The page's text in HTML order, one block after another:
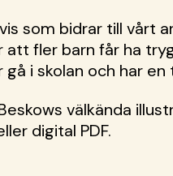
som bidrar till vårt
fler barn får ha
i skolan och har
välkända
digital PDF.